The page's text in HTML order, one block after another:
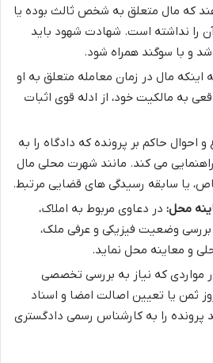
که مال متعلق به شخص ثالث بوده یا
را نداشته است. شهادت شهود باید
و با سوگند همراه شود.
اینکه مال در زمان معامله متعلق به او
به مالکیت خود، از ادله قوی اثبات
و احوال حاکم بر پرونده که دادگاه را به
می کند. مانند شهرت محلی مال
یا سابقه رسیدگی های قضایی مرتبط.
محل: در دعاوی مربوط به املاک،
بررسی وضعیت فیزیکی و عرفی ملک،
و معاینه محل نماید.
مواردی که نیاز به بررسی تخصصی
ثمن یا تعیین اصالت امضا و اسناد
پرونده را به کارشناس رسمی دادگستری